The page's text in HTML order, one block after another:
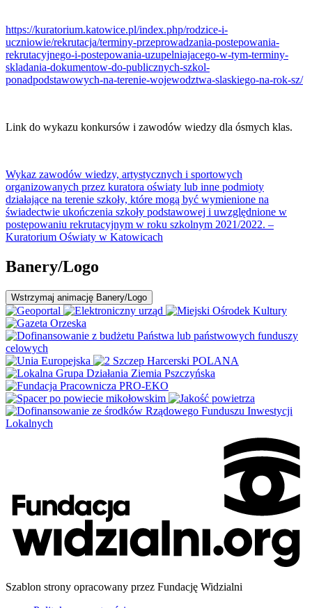
https://kuratorium.katowice.pl/index.php/rodzice-i-
uczniowie/rekrutacja/terminy-przeprowadzania-postepowania-
rekrutacyjnego-i-postepowania-uzupelniajacego-w-tym-terminy-
skladania-dokumentow-do-publicznych-szkol-
ponadpodstawowych-na-terenie-wojewodztwa-slaskiego-na-rok-sz/
Link do wykazu konkursów i zawodów wiedzy dla ósmych klas.
Wykaz zawodów wiedzy, artystycznych i sportowych
organizowanych przez kuratora oświaty lub inne podmioty
działające na terenie szkoły, które mogą być wymienione na
świadectwie ukończenia szkoły podstawowej i uwzględnione w
postępowaniu rekrutacyjnym w roku szkolnym 2021/2022. –
Kuratorium Oświaty w Katowicach
Banery/Logo
Wstrzymaj animację Banery/Logo
Szablon strony opracowany przez Fundację Widzialni